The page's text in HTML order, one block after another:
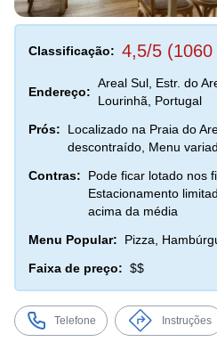
Classificação: 4,5/5 (1060
Endereço:
Areal Sul, Estr. do
Lourinhã, Portugal
Prós:
Localizado na Praia do
descontraído, Menu
Contras:
Pode ficar lotado nos
Estacionamento
acima da média
Menu Popular:
Pizza,
Faixa de preço: $$
Telefone Instruções